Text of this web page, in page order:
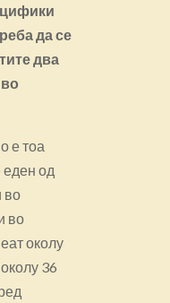
да се
два
е тоа
од
во
во
околу
36